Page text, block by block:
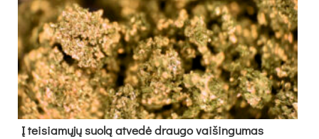
Į tei­sia­mų­jų suo­lą at­ve­dė drau­go vai­šin­gu­mas